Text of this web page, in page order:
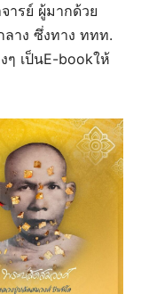
ารย์ ผู้มากด้วย
าง ซึ่งทาง ททท.
ๆ เป็นE-bookให้